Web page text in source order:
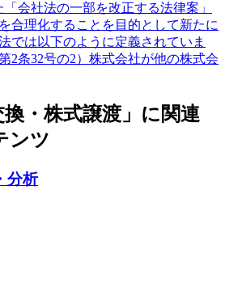
会社法の一部を改正する法律案」
合理化することを目的として新たに
では以下のように定義されていま
2条32号の2）株式会社が他の株式会
換・株式譲渡」に関連
ンツ
分析